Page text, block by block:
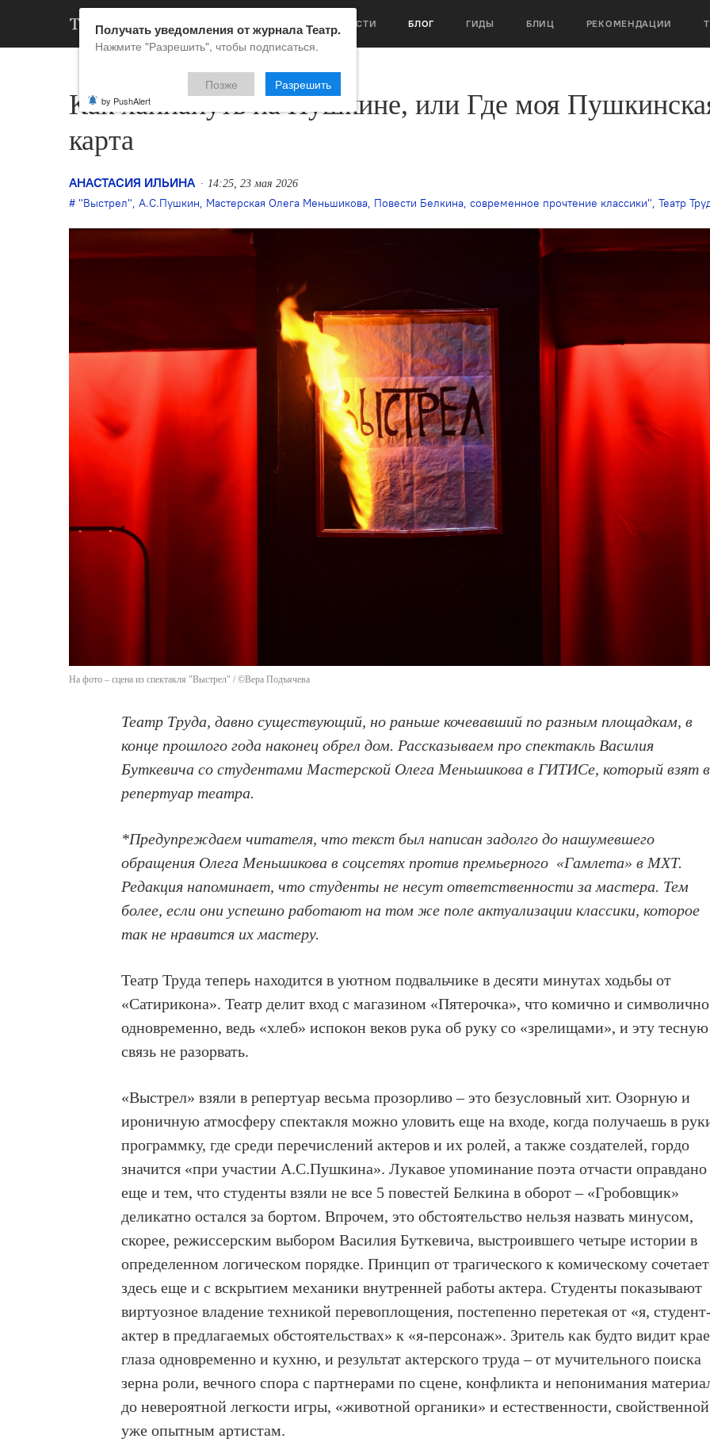
НОВОСТИ БЛОГ ГИДЫ БЛИЦ РЕКОМЕНДАЦИИ
Как хайпануть на Пушкине, или Где моя
карта
АНАСТАСИЯ ИЛЬИНА 14:25, 23 мая 2026
"Выстрел", А.С.Пушкин, Мастерская Олега Меньшикова, Повести Белкина, современное прочтение классики", Театр
На фото – сцена из спектакля "Выстрел" / ©Вера Подъячева
Театр Труда, давно существующий, но раньше кочевавший по разным площадкам, в
конце прошлого года наконец обрел дом. Рассказываем про спектакль Василия
Буткевича со студентами Мастерской Олега Меньшикова в ГИТИСе, который взят в
репертуар театра.
*Предупреждаем читателя, что текст был написан задолго до нашумевшего
обращения Олега Меньшикова в соцсетях против премьерного «Гамлета» в МХТ.
Редакция напоминает, что студенты не несут ответственности за мастера. Тем
более, если они успешно работают на том же поле актуализации классики, которое
так не нравится их мастеру.
Театр Труда теперь находится в уютном подвальчике в десяти минутах ходьбы от
«Сатирикона». Театр делит вход с магазином «Пятерочка», что комично и символично
одновременно, ведь «хлеб» испокон веков рука об руку со «зрелищами», и эту тесную
связь не разорвать.
«Выстрел» взяли в репертуар весьма прозорливо – это безусловный хит. Озорную и
ироничную атмосферу спектакля можно уловить еще на входе, когда получаешь в
программку, где среди перечислений актеров и их ролей, а также создателей, гордо
значится «при участии А.С.Пушкина». Лукавое упоминание поэта отчасти оправдано
еще и тем, что студенты взяли не все 5 повестей Белкина в оборот – «Гробовщик»
деликатно остался за бортом. Впрочем, это обстоятельство нельзя назвать минусом,
скорее, режиссерским выбором Василия Буткевича, выстроившего четыре истории в
определенном логическом порядке. Принцип от трагического к комическому
здесь еще и с вскрытием механики внутренней работы актера. Студенты показывают
виртуозное владение техникой перевоплощения, постепенно перетекая от «я, студент-
актер в предлагаемых обстоятельствах» к «я-персонаж». Зритель как будто видит
глаза одновременно и кухню, и результат актерского труда – от мучительного поиска
зерна роли, вечного спора с партнерами по сцене, конфликта и непонимания
до невероятной легкости игры, «животной органики» и естественности, свойственной
уже опытным артистам.
Получать уведомления от журнала Театр.
Нажмите "Разрешить", чтобы подписаться.
Позже Разрешить
by PushAlert